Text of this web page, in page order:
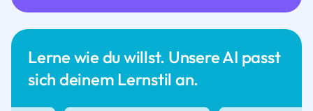
Lerne wie du willst. Unsere AI passt
sich deinem Lernstil an.